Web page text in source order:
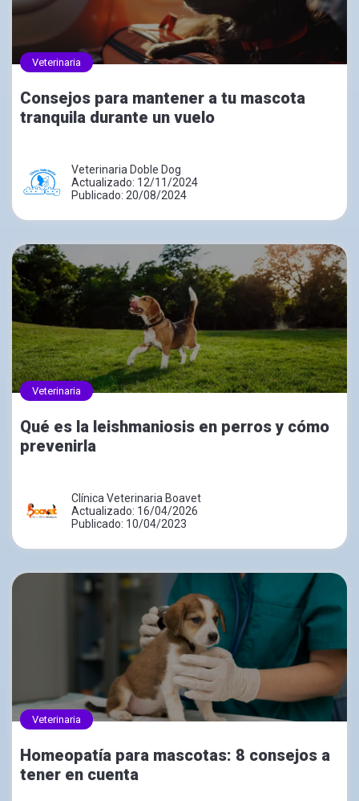
Veterinaria
Consejos para mantener a tu mascota
tranquila durante un vuelo
Veterinaria Doble Dog
Actualizado: 12/11/2024
Publicado: 20/08/2024
Veterinaria
Qué es la leishmaniosis en perros y cómo
prevenirla
Clínica Veterinaria Boavet
Actualizado: 16/04/2026
Publicado: 10/04/2023
Veterinaria
Homeopatía para mascotas: 8 consejos a
tener en cuenta